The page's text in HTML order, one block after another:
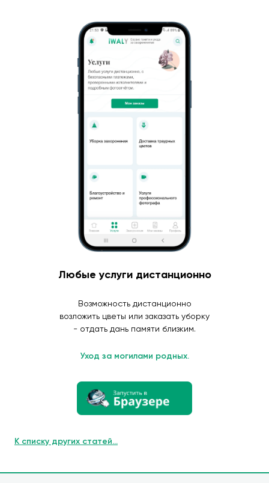
Любые услуги дистанционно
Возможность дистанционно
возложить цветы или заказать уборку
- отдать дань памяти близким.
Уход за могилами родных.
К списку других статей...